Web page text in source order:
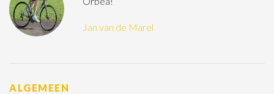
Jan van de Marel
ALGEMEEN